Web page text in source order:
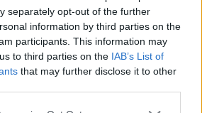
separately opt-out of the further
information by third parties on the
participants. This information may
to third parties on the IAB’s List of
that may further disclose it to other
Marchesi
ha guidato la squadra che
il piano urbanistico di Firenze,
una linea editoriale basata